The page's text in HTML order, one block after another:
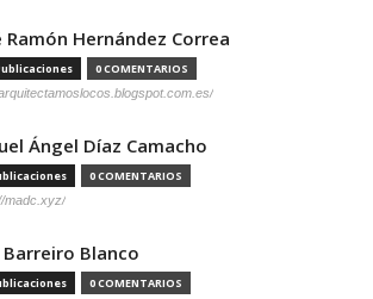
Ramón Hernández Correa
0 COMENTARIOS
Ángel Díaz Camacho
0 COMENTARIOS
madc.xyz/
Barreiro Blanco
0 COMENTARIOS